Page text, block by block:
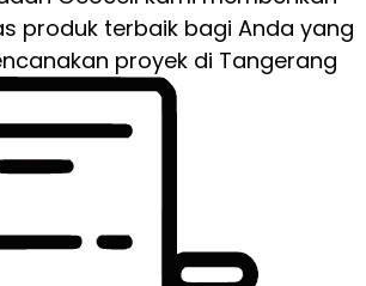
produk terbaik bagi Anda yang
proyek di Tangerang